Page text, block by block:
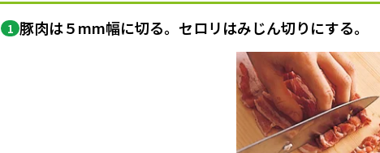
1 豚肉は５mm幅に切る。セロリはみじん切りにする。